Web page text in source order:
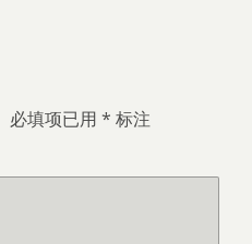
必填项已用 * 标注